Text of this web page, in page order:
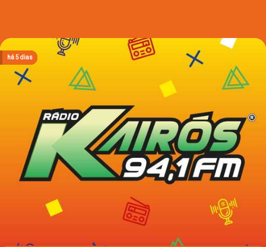
há 2 dias
há 2 dias
há 2 dias
há 5 dias
há 5 dias